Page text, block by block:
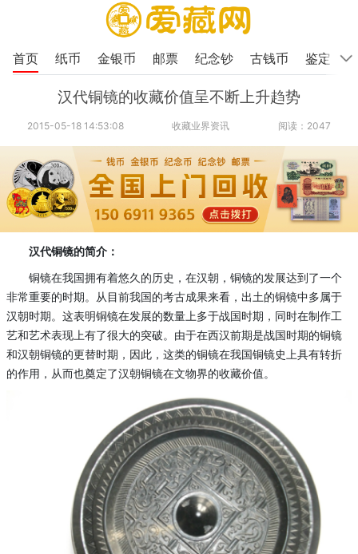
首页 纸币 金银币 邮票 纪念钞 古钱币 鉴定
汉代铜镜的收藏价值呈不断上升趋势
2015-05-18 14:53:08 收藏业界资讯 阅读：2047
汉代铜镜的简介：
铜镜在我国拥有着悠久的历史，在汉朝，铜镜的发展达到了一个
非常重要的时期。从目前我国的考古成果来看，出土的铜镜中多属于
汉朝时期。这表明铜镜在发展的数量上多于战国时期，同时在制作工
艺和艺术表现上有了很大的突破。由于在西汉前期是战国时期的铜镜
和汉朝铜镜的更替时期，因此，这类的铜镜在我国铜镜史上具有转折
的作用，从而也奠定了汉朝铜镜在文物界的收藏价值。